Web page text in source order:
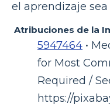
el aprendizaje
Atribuciones de la
5947464 •
for Most
Required /
https://